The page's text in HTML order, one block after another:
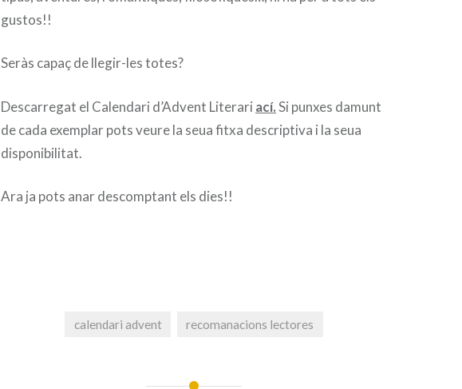
gustos!!
Seràs capaç de llegir-les totes?
Descarregat el Calendari d’Advent Literari ací.Si punxes damunt
de cada exemplar pots veure la seua fitxa descriptiva i la seua
disponibilitat.
Ara ja pots anar descomptant els dies!!
calendari advent recomanacions lectores